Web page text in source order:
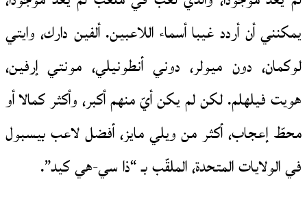
يمكنني أن أردد غيبا أسماء اللاعبين. ألفين دارك، وايتي
لوكمان، دون ميولر، دوني أنطونيلي، مونتي إرفين،
هويت فيلهلم. لكن لم يكن أيّ منهم أكبر، وأكثر كمالا أو
محطّ إعجاب، أكثر من ويلي مايز، أفضل لاعب بيسبول
في الولايات المتحدة، الملقّب بـ “ذا سي-هي كيد”.